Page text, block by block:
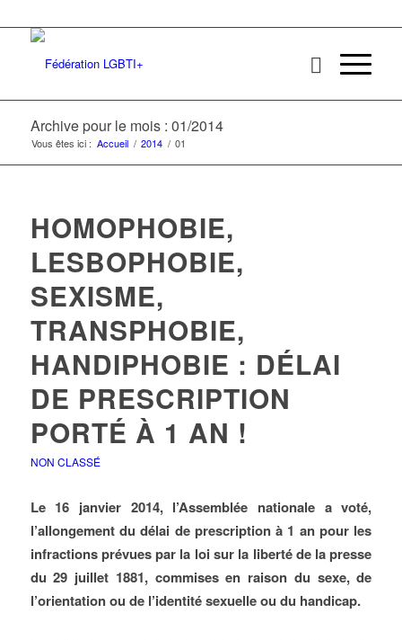
Archive pour le mois : 01/2014
Vous êtes ici : Accueil / 2014 / 01
HOMOPHOBIE,
LESBOPHOBIE,
SEXISME,
TRANSPHOBIE,
HANDIPHOBIE : DÉLAI
DE PRESCRIPTION
PORTÉ À 1 AN !
NON CLASSÉ
Le 16 janvier 2014, l’Assemblée nationale a voté,
l’allongement du délai de prescription à 1 an pour les
infractions prévues par la loi sur la liberté de la presse
du 29 juillet 1881, commises en raison du sexe, de
l’orientation ou de l’identité sexuelle ou du handicap.